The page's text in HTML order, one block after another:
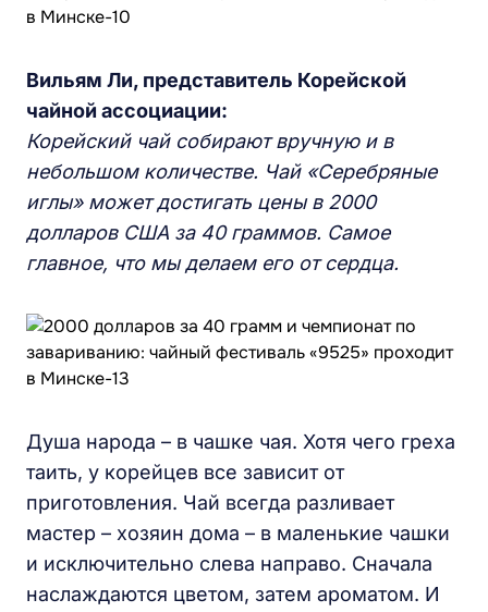
Вильям Ли, представитель Корейской
чайной ассоциации:
Корейский чай собирают вручную и в
небольшом количестве. Чай «Серебряные
иглы» может достигать цены в 2000
долларов США за 40 граммов. Самое
главное, что мы делаем его от сердца.
Душа народа – в чашке чая. Хотя чего греха
таить, у корейцев все зависит от
приготовления. Чай всегда разливает
мастер – хозяин дома – в маленькие чашки
и исключительно слева направо. Сначала
наслаждаются цветом, затем ароматом. И